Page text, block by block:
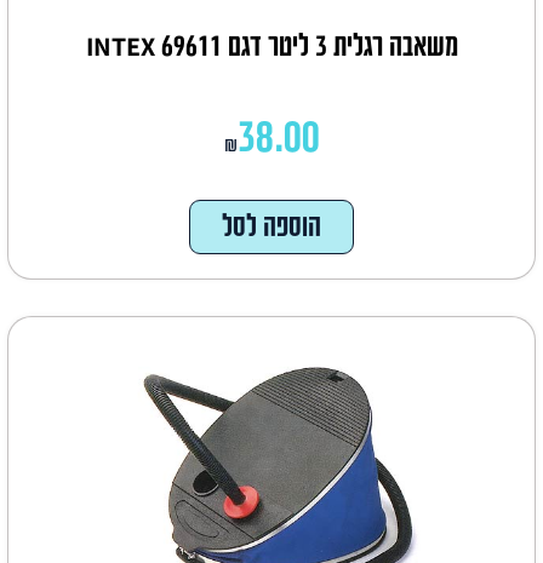
משאבה רגלית 3 ליטר דגם 69611 INTEX
₪38.00
הוספה לסל